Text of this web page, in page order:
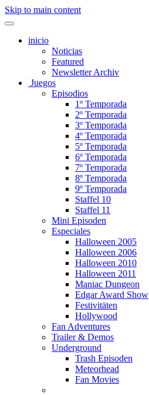
Skip to main content
inicio
Noticias
Featured
Newsletter Archiv
Juegos
Episodios
1º Temporada
2º Temporada
3º Temporada
4º Temporada
5º Temporada
6º Temporada
7º Temporada
8º Temporada
9º Temporada
Staffel 10
Staffel 11
Mini Episoden
Especiales
Halloween 2005
Halloween 2006
Halloween 2010
Halloween 2011
Maniac Dungeon
Edgar Award Show
Festivitäten
Hollywood
Fan Adventures
Trailer & Demos
Underground
Trash Episoden
Meteorhead
Fan Movies